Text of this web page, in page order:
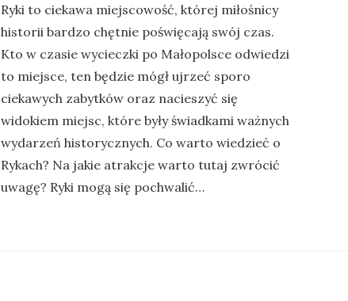
Ryki to ciekawa miejscowość, której miłośnicy
historii bardzo chętnie poświęcają swój czas.
Kto w czasie wycieczki po Małopolsce odwiedzi
to miejsce, ten będzie mógł ujrzeć sporo
ciekawych zabytków oraz nacieszyć się
widokiem miejsc, które były świadkami ważnych
wydarzeń historycznych. Co warto wiedzieć o
Rykach? Na jakie atrakcje warto tutaj zwrócić
uwagę? Ryki mogą się pochwalić…